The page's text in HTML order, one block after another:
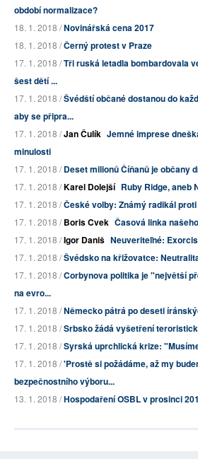
období normalizace?
18. 1. 2018 /Novinářská cena 2017
18. 1. 2018 /Černý protest v Praze
17. 1. 2018 /Tři ruská letadla bombardovala
šest dětí ...
17. 1. 2018 /Švédští občané dostanou do
aby se připra...
17. 1. 2018 /Jan Čulík Jemné imprese
minulosti
17. 1. 2018 /Deset milionů Číňanů je občany
17. 1. 2018 /Karel Dolejší Ruby Ridge, aneb
17. 1. 2018 /České volby: Známý radikál
17. 1. 2018 /Boris Cvek Časová linka
17. 1. 2018 /Igor Daniš Neuveriteľné:
17. 1. 2018 /Švédsko na křižovatce:
17. 1. 2018 /Corbynova politika je "největší
na evro...
17. 1. 2018 /Německo pátrá po deseti
17. 1. 2018 /Srbsko žádá vyšetření
17. 1. 2018 /Syrská uprchlická krize:
17. 1. 2018 /'Prostě si požádáme, až my
bezpečnostního výboru...
13. 1. 2018 /Hospodaření OSBL v prosinci